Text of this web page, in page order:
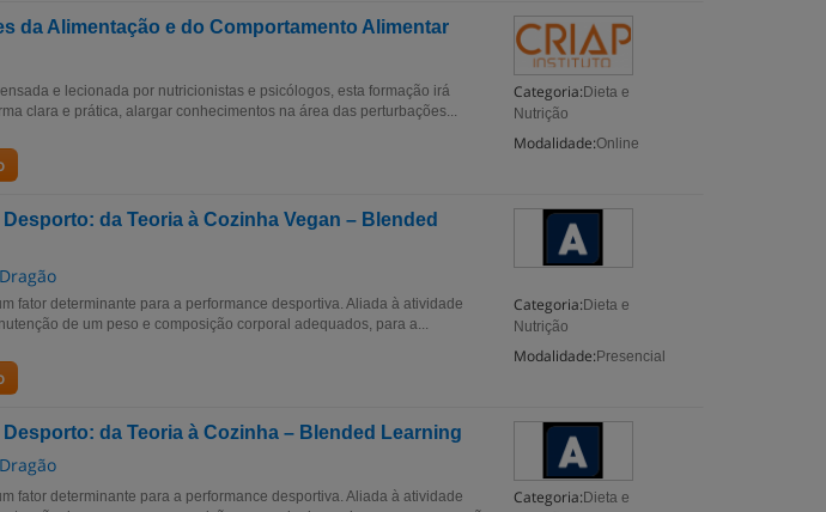
da Alimentação e do Comportamento Alimentar
Categoria: Dieta e
Nutrição
Modalidade:Online
e lecionada por nutricionistas e psicólogos, esta formação irá
clara e prática, alargar conhecimentos na área das perturbações...
da Teoria à Cozinha Vegan – Blended
Categoria: Dieta e
Nutrição
Modalidade: Presencial
fator determinante para a performance desportiva. Aliada à atividade
de um peso e composição corporal adequados, para a...
da Teoria à Cozinha – Blended Learning
Categoria: Dieta e
fator determinante para a performance desportiva. Aliada à atividade